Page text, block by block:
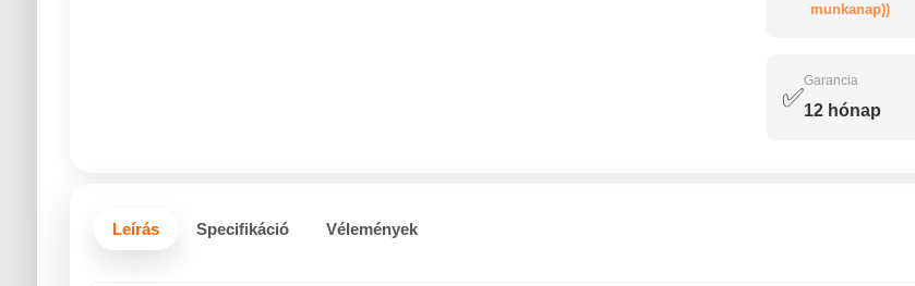
munkanap))
✅
Garancia
12 hónap
Leírás Specifikáció Vélemények